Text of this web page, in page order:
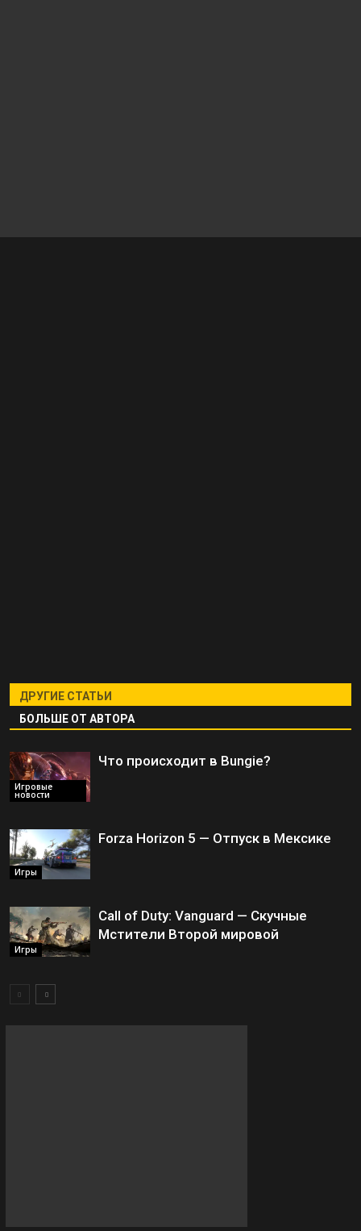
ДРУГИЕ СТАТЬИ
БОЛЬШЕ ОТ АВТОРА
Игровые
новости
Что происходит в Bungie?
Игры
Forza Horizon 5 — Отпуск в Мексике
Игры
Call of Duty: Vanguard — Скучные
Мстители Второй мировой